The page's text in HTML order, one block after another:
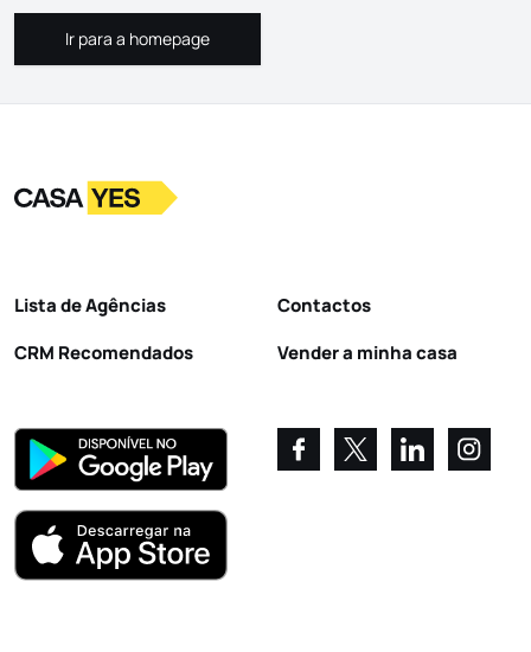
Ir para a homepage
Ir para a homepage
LogoIr para a homepage
Lista de Agências
CRM Recomendados
Contactos
Vender a minha casa